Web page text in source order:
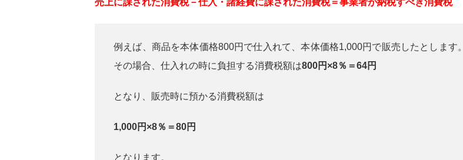
売上に課された消費税－仕入・諸経費に課された消費税＝事業者が納税すべき消費税
例えば、商品を本体価格800円で仕入れて、本体価格1,000円で販売したとします。
その場合、仕入れの時に負担する消費税額は800円×8％＝64円
となり、販売時に預かる消費税額は
1,000円×8％＝80円
となります。